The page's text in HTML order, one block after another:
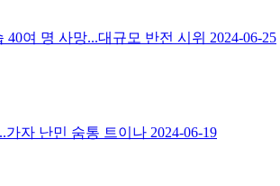
여 명 사망...대규모 반전 시위 2024-06-25
가자 난민 숨통 트이나 2024-06-19